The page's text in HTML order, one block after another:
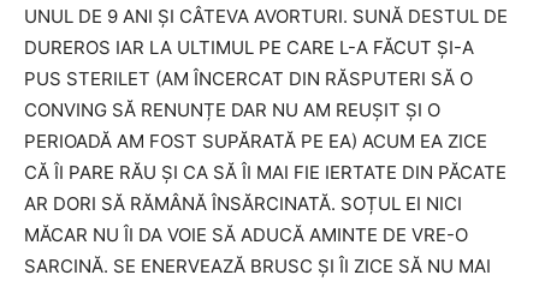
UNUL DE 9 ANI ȘI CÂTEVA AVORTURI. SUNĂ DESTUL DE
DUREROS IAR LA ULTIMUL PE CARE L-A FĂCUT ȘI-A
PUS STERILET (AM ÎNCERCAT DIN RĂSPUTERI SĂ O
CONVING SĂ RENUNȚE DAR NU AM REUȘIT ȘI O
PERIOADĂ AM FOST SUPĂRATĂ PE EA) ACUM EA ZICE
CĂ ÎI PARE RĂU ȘI CA SĂ ÎI MAI FIE IERTATE DIN PĂCATE
AR DORI SĂ RĂMÂNĂ ÎNSĂRCINATĂ. SOȚUL EI NICI
MĂCAR NU ÎI DA VOIE SĂ ADUCĂ AMINTE DE VRE-O
SARCINĂ. SE ENERVEAZĂ BRUSC ȘI ÎI ZICE SĂ NU MAI